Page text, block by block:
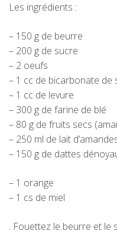
Les ingrédients :
– 150 g de beurre
– 200 g de sucre
– 2 oeufs
– 1 cc de bicarbonate de
– 1 cc de levure
– 300 g de farine de blé
– 80 g de fruits secs
– 250 ml de lait
– 150 g de dattes
– 1 orange
– 1 cs de miel
. Fouettez le beurre et le